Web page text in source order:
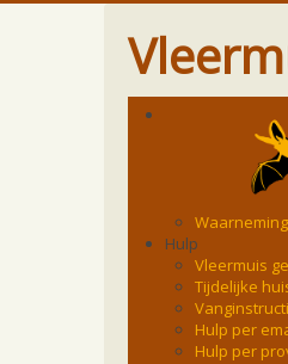
Hulp
Vleermuis
Tijdelijke
Hulp per
Hulp per